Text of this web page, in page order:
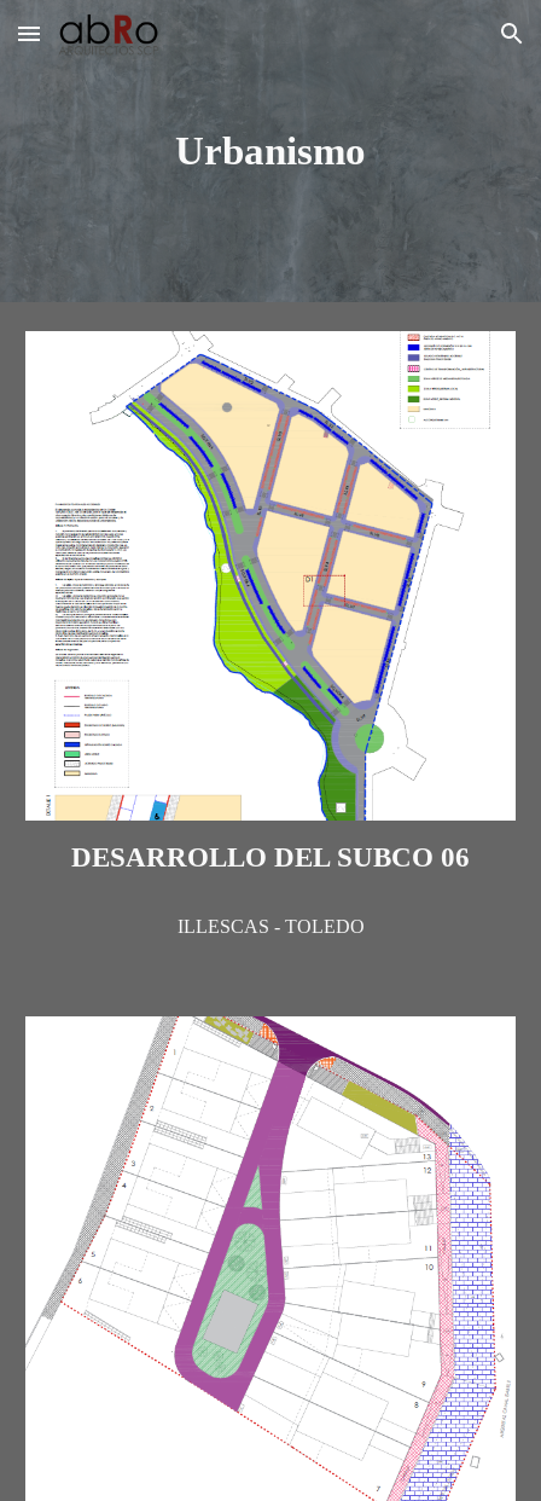
Skip to main content Skip to navigation
Urbanismo
DESARROLLO DEL SUBCO 06
ILLESCAS - TOLEDO